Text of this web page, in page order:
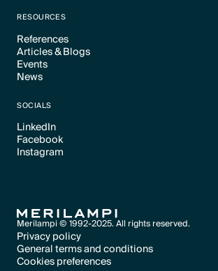
RESOURCES
References
Text Link
Articles & Blogs
Text Link
Events
Text Link
News
SOCIALS
LinkedIn
Text Link
Facebook
Text Link
Instagram
Merilampi © 1992-2025. All rights reserved.
Privacy policy
Text Link
General terms and conditions
Text Link
Cookies preferences